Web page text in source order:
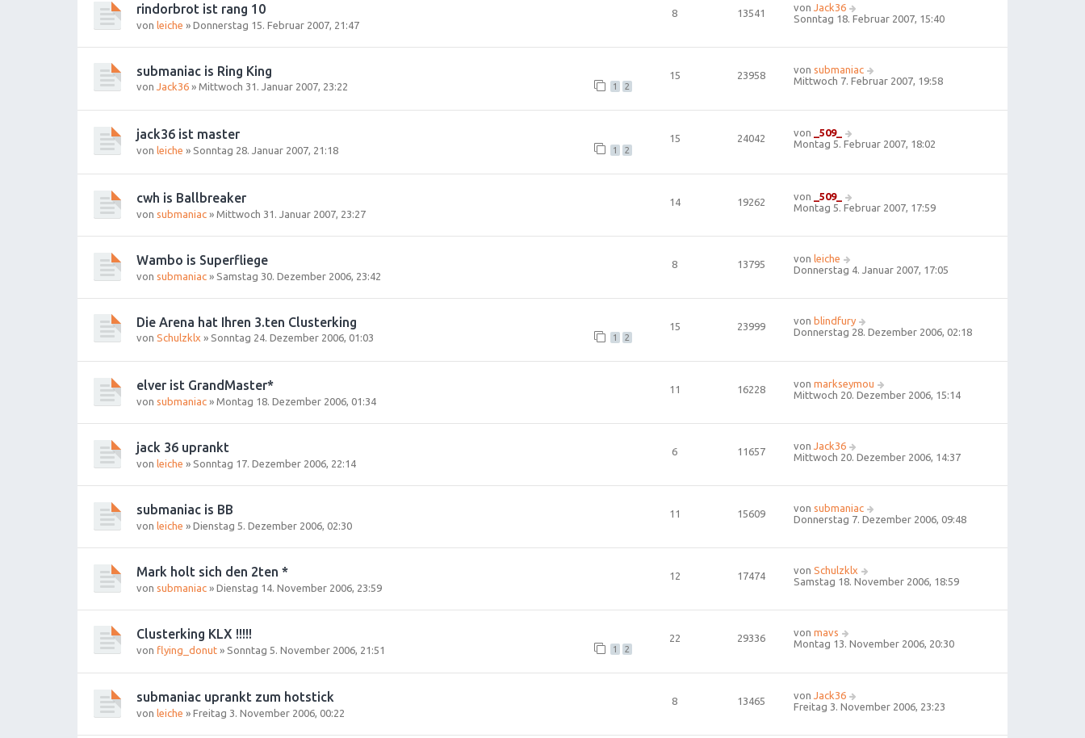
rindorbrot ist rang 10
von leiche » Donnerstag 15. Februar 2007, 21:47
8 13541 von Jack36
Sonntag 18. Februar 2007, 15:40
submaniac is Ring King
von Jack36 » Mittwoch 31. Januar 2007, 23:22 1 2
15 23958 von submaniac
Mittwoch 7. Februar 2007, 19:58
jack36 ist master
von leiche » Sonntag 28. Januar 2007, 21:18 1 2
15 24042 von
_509_
Montag 5. Februar 2007, 18:02
cwh is Ballbreaker
von submaniac » Mittwoch 31. Januar 2007, 23:27
14 19262 von
_509_
Montag 5. Februar 2007, 17:59
Wambo is Superfliege
von submaniac » Samstag 30. Dezember 2006, 23:42
8 13795 von leiche
Donnerstag 4. Januar 2007, 17:05
Die Arena hat Ihren 3.ten Clusterking
von Schulzklx » Sonntag 24. Dezember 2006, 01:03 1 2
15 23999 von blindfury
Donnerstag 28. Dezember 2006, 02:18
elver ist GrandMaster*
von submaniac » Montag 18. Dezember 2006, 01:34
11 16228 von markseymou
Mittwoch 20. Dezember 2006, 15:14
jack 36 uprankt
von leiche » Sonntag 17. Dezember 2006, 22:14
6 11657 von Jack36
Mittwoch 20. Dezember 2006, 14:37
submaniac is BB
von leiche » Dienstag 5. Dezember 2006, 02:30
11 15609 von submaniac
Donnerstag 7. Dezember 2006, 09:48
Mark holt sich den 2ten *
von submaniac » Dienstag 14. November 2006, 23:59
12 17474 von Schulzklx
Samstag 18. November 2006, 18:59
Clusterking KLX !!!!!
von flying_donut » Sonntag 5. November 2006, 21:51 1 2
22 29336 von mavs
Montag 13. November 2006, 20:30
submaniac uprankt zum hotstick
von leiche » Freitag 3. November 2006, 00:22
8 13465 von Jack36
Freitag 3. November 2006, 23:23